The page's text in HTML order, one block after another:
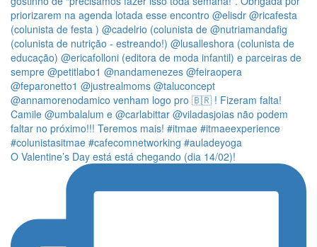
O Valentine’s Day está está chegando (dia 14/02)!